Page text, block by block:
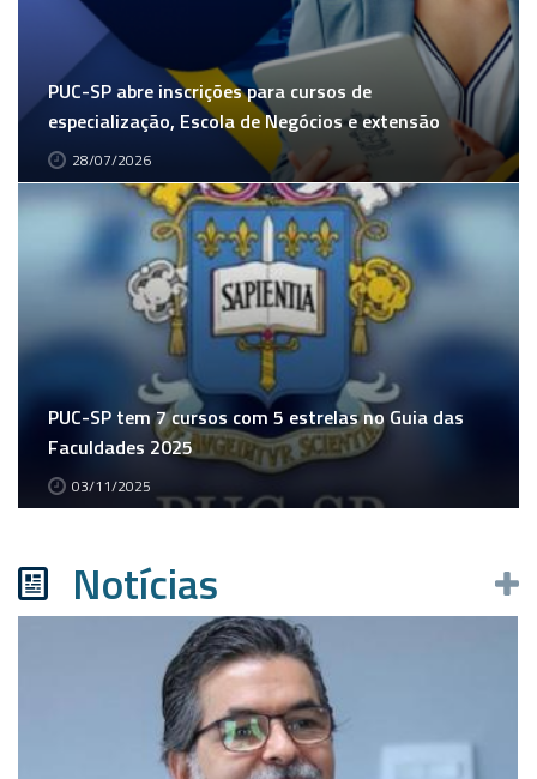
PUC-SP abre inscrições para cursos de
especialização, Escola de Negócios e extensão
28/07/2026
PUC-SP tem 7 cursos com 5 estrelas no Guia das
Faculdades 2025
03/11/2025
Notícias